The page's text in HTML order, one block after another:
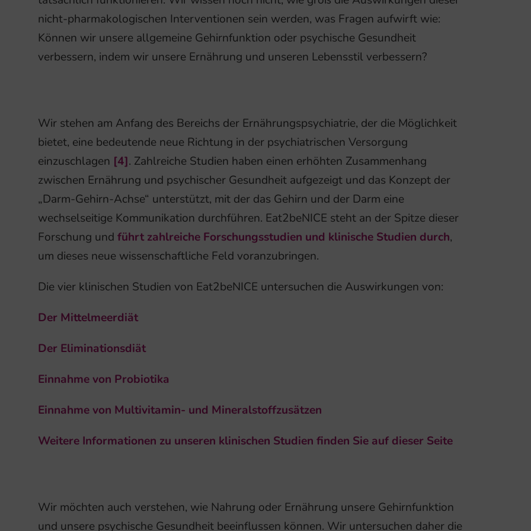
nicht-pharmakologischen Interventionen sein werden, was Fragen aufwirft wie:
Können wir unsere allgemeine Gehirnfunktion oder psychische Gesundheit
verbessern, indem wir unsere Ernährung und unseren Lebensstil verbessern?
Wir stehen am Anfang des Bereichs der Ernährungspsychiatrie, der die Möglichkeit
bietet, eine bedeutende neue Richtung in der psychiatrischen Versorgung
einzuschlagen [4]. Zahlreiche Studien haben einen erhöhten Zusammenhang
zwischen Ernährung und psychischer Gesundheit aufgezeigt und das Konzept der
„Darm-Gehirn-Achse“ unterstützt, mit der das Gehirn und der Darm eine
wechselseitige Kommunikation durchführen. Eat2beNICE steht an der Spitze dieser
Forschung und führt zahlreiche Forschungsstudien und klinische Studien durch,
um dieses neue wissenschaftliche Feld voranzubringen.
Die vier klinischen Studien von Eat2beNICE untersuchen die Auswirkungen von:
Der Mittelmeerdiät
Der Eliminationsdiät
Einnahme von Probiotika
Einnahme von Multivitamin- und Mineralstoffzusätzen
Weitere Informationen zu unseren klinischen Studien finden Sie auf dieser Seite
Wir möchten auch verstehen, wie Nahrung oder Ernährung unsere Gehirnfunktion
und unsere psychische Gesundheit beeinflussen können. Wir untersuchen daher die